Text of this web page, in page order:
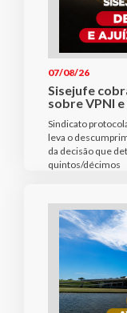
07/08/26
Sisejufe
sobre VPNI
Sindicato
leva o
da decisão que
quintos/décimos